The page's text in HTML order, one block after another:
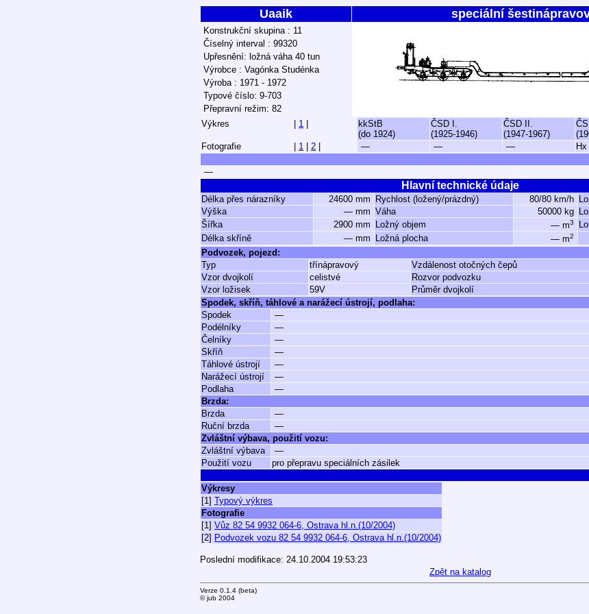
Uaaik speciální
Konstrukční skupina : 11
Číselný interval : 99320
Upřesnění: ložná váha 40 tun
Výrobce : Vagónka Studénka
Výroba : 1971 - 1972
Typové číslo: 9-703
Přepravní režim: 82
Výkres
1
kkStB
(do 1924)
ČSD I.
(1925-1946)
ČSD II.
(1947-1967)
Fotografie
1 2 — — — Hx
—
Hlavní technické údaje
Délka přes nárazníky 24600 mm Rychlost (ložený/prázdný) 80/80 km/h
Výška
— mm Váha 50000 kg
Šířka
2900 mm Ložný objem — m3
Délka skříně
— mm Ložná plocha — m2
Podvozek, pojezd:
Typ
třínápravový Vzdálenost otočných čepů
Vzor dvojkolí
celistvé Rozvor podvozku
Vzor ložisek
59V Průměr dvojkolí
Spodek, skříň, táhlové a narážecí ústrojí, podlaha:
Spodek
—
Podélníky
—
Čelníky
—
Skříň
—
Táhlové ústrojí
—
Narážecí ústrojí
—
Podlaha
—
Brzda:
Brzda
—
Ruční brzda
—
Zvláštní výbava, použití vozu:
Zvláštní výbava
—
Použití vozu
pro přepravu speciálních zásilek
Výkresy
[1] Typový výkres
Fotografie
[1] Vůz 82 54 9932 064-6, Ostrava hl.n.(10/2004)
[2] Podvozek vozu 82 54 9932 064-6, Ostrava hl.n.(10/2004)
Poslední modifikace: 24.10.2004 19:53:23
Zpět na katalog
Verze 0.1.4 (beta)
© jub 2004